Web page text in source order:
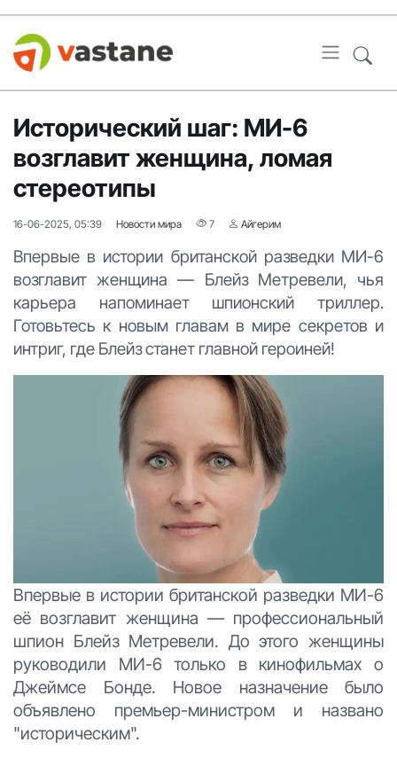
Исторический шаг: МИ-6
возглавит женщина, ломая
стереотипы
16-06-2025, 05:39 Новости мира 7 Айгерим
Впервые в истории британской разведки МИ-6
возглавит женщина — Блейз Метревели, чья
карьера напоминает шпионский триллер.
Готовьтесь к новым главам в мире секретов и
интриг, где Блейз станет главной героиней!
Впервые в истории британской разведки МИ-6
её возглавит женщина — профессиональный
шпион Блейз Метревели. До этого женщины
руководили МИ-6 только в кинофильмах о
Джеймсе Бонде. Новое назначение было
объявлено премьер-министром и названо
"историческим".